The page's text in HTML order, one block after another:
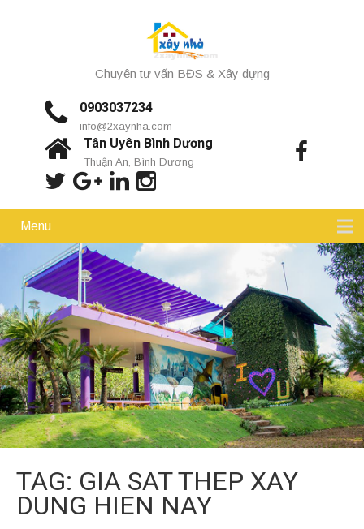
Chuyên tư vấn BĐS & Xây dựng
0903037234
info@2xaynha.com
Tân Uyên Bình Dương
Thuận An, Bình Dương
Menu
TAG: GIA SAT THEP XAY
DUNG HIEN NAY